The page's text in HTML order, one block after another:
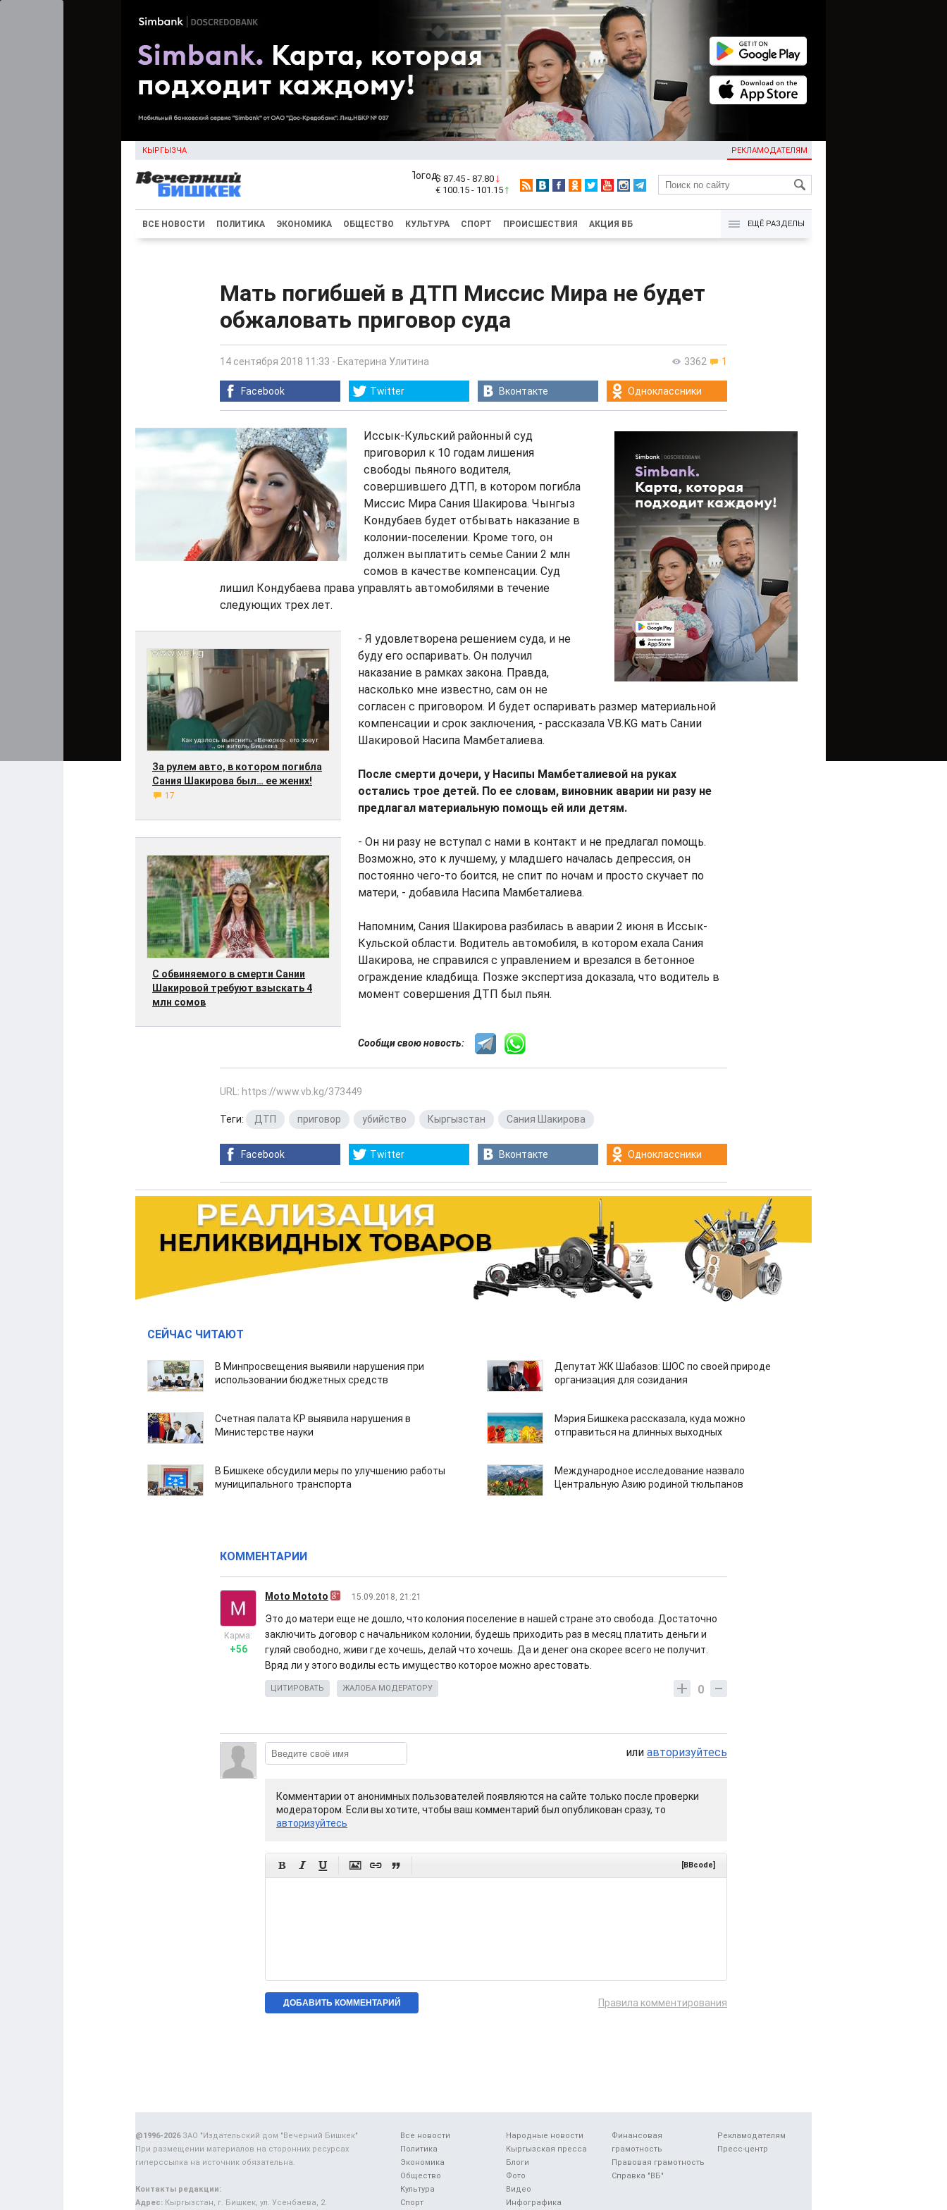
КЫРГЫЗЧА РЕКЛАМОДАТЕЛЯМ
KG
$ 87.45 - 87.80
€ 100.15 - 101.15
ВСЕ НОВОСТИ ПОЛИТИКА ЭКОНОМИКА ОБЩЕСТВО КУЛЬТУРА СПОРТ ПРОИСШЕСТВИЯ АКЦИЯ ВБ ЕЩЁ РАЗДЕЛЫ
Мать погибшей в ДТП Миссис Мира не будет
обжаловать приговор суда
3362 1
14 сентября 2018 11:33 - Екатерина Улитина
Facebook Twitter Вконтакте Одноклассники
Иссык-Кульский районный суд
приговорил к 10 годам лишения
свободы пьяного водителя,
совершившего ДТП, в котором погибла
Миссис Мира Сания Шакирова. Чынгыз
Кондубаев будет отбывать наказание в
колонии-поселении. Кроме того, он
должен выплатить семье Сании 2 млн
сомов в качестве компенсации. Суд
лишил Кондубаева права управлять автомобилями в течение
следующих трех лет.
За рулем авто, в котором погибла
Сания Шакирова был… ее жених!
17
- Я удовлетворена решением суда, и не
буду его оспаривать. Он получил
наказание в рамках закона. Правда,
насколько мне известно, сам он не
согласен с приговором. И будет оспаривать размер материальной
компенсации и срок заключения, - рассказала VB.KG мать Сании
Шакировой Насипа Мамбеталиева.
После смерти дочери, у Насипы Мамбеталиевой на руках
остались трое детей. По ее словам, виновник аварии ни разу не
предлагал материальную помощь ей или детям.
C обвиняемого в смерти Сании
Шакировой требуют взыскать 4
млн сомов
- Он ни разу не вступал с нами в контакт и не предлагал помощь.
Возможно, это к лучшему, у младшего началась депрессия, он
постоянно чего-то боится, не спит по ночам и просто скучает по
матери, - добавила Насипа Мамбеталиева.
Напомним, Сания Шакирова разбилась в аварии 2 июня в Иссык-
Кульской области. Водитель автомобиля, в котором ехала Сания
Шакирова, не справился с управлением и врезался в бетонное
ограждение кладбища. Позже экспертиза доказала, что водитель в
момент совершения ДТП был пьян.
Сообщи свою новость:
URL: https://www.vb.kg/373449
Теги: ДТП приговор убийство Кыргызстан Сания Шакирова
Facebook Twitter Вконтакте Одноклассники
СЕЙЧАС ЧИТАЮТ
В Минпросвещения выявили нарушения при
использовании бюджетных средств
Депутат ЖК Шабазов: ШОС по своей природе
организация для созидания
Счетная палата КР выявила нарушения в
Министерстве науки
Мэрия Бишкека рассказала, куда можно
отправиться на длинных выходных
В Бишкеке обсудили меры по улучшению работы
муниципального транспорта
Международное исследование назвало
Центральную Азию родиной тюльпанов
КОММЕНТАРИИ
Moto Mototo 15.09.2018, 21:21
Карма:
+56
Это до матери еще не дошло, что колония поселение в нашей стране это свобода. Достаточно
заключить договор с начальником колонии, будешь приходить раз в месяц платить деньги и
гуляй свободно, живи где хочешь, делай что хочешь. Да и денег она скорее всего не получит.
Вряд ли у этого водилы есть имущество которое можно арестовать.
0
ЦИТИРОВАТЬ ЖАЛОБА МОДЕРАТОРУ
или авторизуйтесь
Комментарии от анонимных пользователей появляются на сайте только после проверки
модератором. Если вы хотите, чтобы ваш комментарий был опубликован сразу, то
авторизуйтесь
      [BBcode]
Правила комментирования
Все новости
Политика
Экономика
Общество
Культура
Спорт
Народные новости
Кыргызская пресса
Блоги
Фото
Видео
Инфографика
Финансовая
грамотность
Правовая грамотность
Справка "ВБ"
Рекламодателям
Пресс-центр
@1996-2026ЗАО "Издательский дом "Вечерний Бишкек"
При размещении материалов на сторонних ресурсах
гиперссылка на источник обязательна.
Контакты редакции:
Адрес: Кыргызстан, г. Бишкек, ул. Усенбаева, 2.